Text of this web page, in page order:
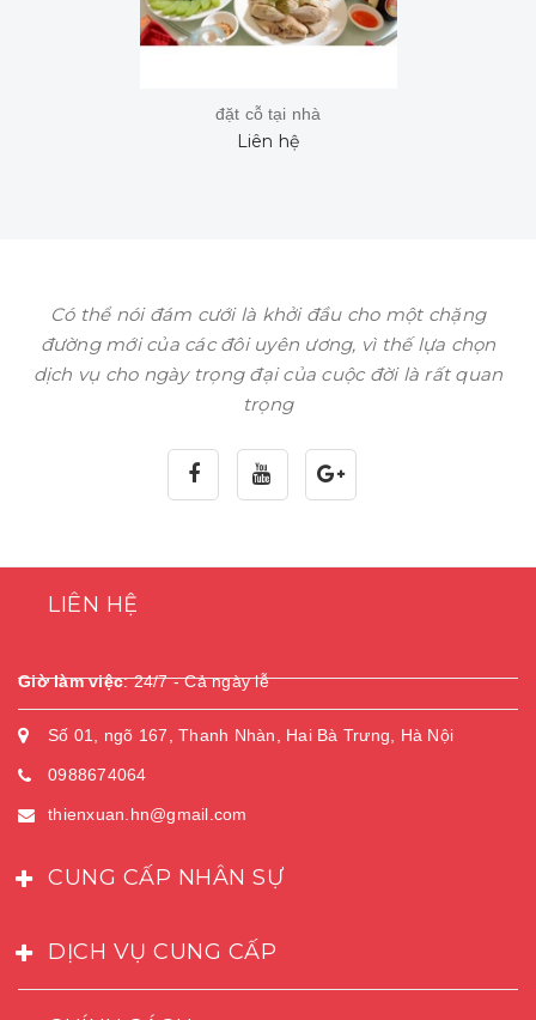
đặt cỗ tại nhà
Liên hệ
Có thể nói đám cưới là khởi đầu cho một chặng
đường mới của các đôi uyên ương, vì thế lựa chọn
dịch vụ cho ngày trọng đại của cuộc đời là rất quan
trọng
LIÊN HỆ
Giờ làm việc:24/7 - Cả ngày lễ
Số 01, ngõ 167, Thanh Nhàn, Hai Bà Trưng, Hà Nội
0988674064
thienxuan.hn@gmail.com
CUNG CẤP NHÂN SỰ
DỊCH VỤ CUNG CẤP